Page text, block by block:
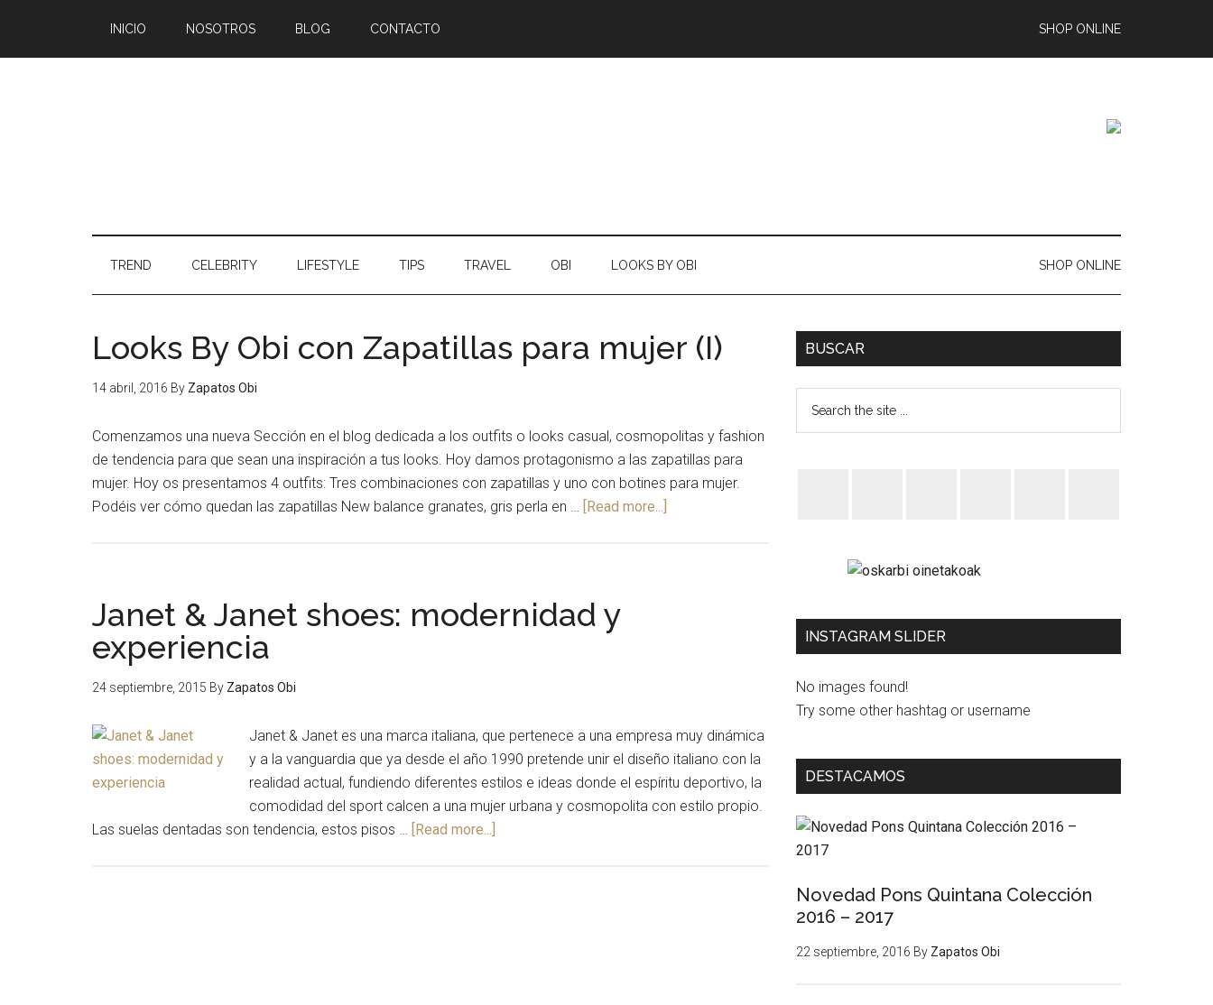
INICIO NOSOTROS BLOG CONTACTO SHOP ONLINE
TREND CELEBRITY LIFESTYLE TIPS TRAVEL OBI LOOKS BY OBI SHOP ONLINE
Looks By Obi con Zapatillas para mujer (I)
14 abril, 2016 By Zapatos Obi
Comenzamos una nueva Sección en el blog dedicada a los outfits o looks casual, cosmopolitas y fashion
de tendencia para que sean una inspiración a tus looks. Hoy damos protagonismo a las zapatillas para
mujer. Hoy os presentamos 4 outfits: Tres combinaciones con zapatillas y uno con botines para mujer.
Podéis ver cómo quedan las zapatillas New balance granates, gris perla en … [Read more...]
Janet & Janet shoes: modernidad y
experiencia
24 septiembre, 2015 By Zapatos Obi
Janet & Janet es una marca italiana, que pertenece a una empresa muy dinámica
y a la vanguardia que ya desde el año 1990 pretende unir el diseño italiano con la
realidad actual, fundiendo diferentes estilos e ideas donde el espíritu deportivo, la
comodidad del sport calcen a una mujer urbana y cosmopolita con estilo propio.
Las suelas dentadas son tendencia, estos pisos … [Read more...]
BUSCAR
INSTAGRAM SLIDER
No images found!
Try some other hashtag or username
DESTACAMOS
Novedad Pons Quintana Colección
2016 – 2017
22 septiembre, 2016 By Zapatos Obi